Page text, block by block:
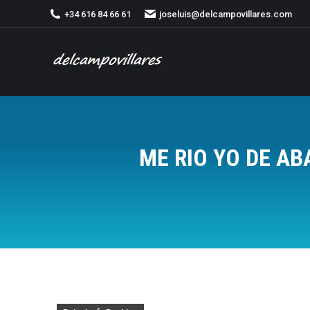
+34 616 84 66 61 joseluis@delcampovillares.com
ME RIO YO DE